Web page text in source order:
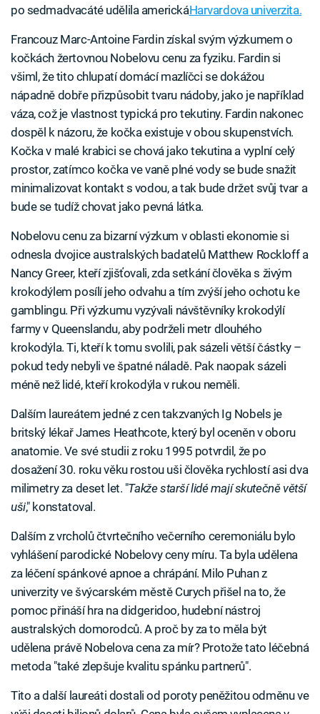
po sedmadvacáté udělila americkáHarvardova univerzita.
Francouz Marc-Antoine Fardin získal svým výzkumem o
kočkách žertovnou Nobelovu cenu za fyziku. Fardin si
všiml, že tito chlupatí domácí mazlíčci se dokážou
nápadně dobře přizpůsobit tvaru nádoby, jako je například
váza, což je vlastnost typická pro tekutiny. Fardin nakonec
dospěl k názoru, že kočka existuje v obou skupenstvích.
Kočka v malé krabici se chová jako tekutina a vyplní celý
prostor, zatímco kočka ve vaně plné vody se bude snažit
minimalizovat kontakt s vodou, a tak bude držet svůj tvar a
bude se tudíž chovat jako pevná látka.
Nobelovu cenu za bizarní výzkum v oblasti ekonomie si
odnesla dvojice australských badatelů Matthew Rockloff a
Nancy Greer, kteří zjišťovali, zda setkání člověka s živým
krokodýlem posílí jeho odvahu a tím zvýší jeho ochotu ke
gamblingu. Při výzkumu vyzývali návštěvníky krokodýlí
farmy v Queenslandu, aby podrželi metr dlouhého
krokodýla. Ti, kteří k tomu svolili, pak sázeli větší částky –
pokud tedy nebyli ve špatné náladě. Pak naopak sázeli
méně než lidé, kteří krokodýla v rukou neměli.
Dalším laureátem jedné z cen takzvaných Ig Nobels je
britský lékař James Heathcote, který byl oceněn v oboru
anatomie. Ve své studii z roku 1995 potvrdil, že po
dosažení 30. roku věku rostou uši člověka rychlostí asi dva
milimetry za deset let. "Takže starší lidé mají skutečně větší
uši," konstatoval.
Dalším z vrcholů čtvrtečního večerního ceremoniálu bylo
vyhlášení parodické Nobelovy ceny míru. Ta byla udělena
za léčení spánkové apnoe a chrápání. Milo Puhan z
univerzity ve švýcarském městě Curych přišel na to, že
pomoc přináší hra na didgeridoo, hudební nástroj
australských domorodců. A proč by za to měla být
udělena právě Nobelova cena za mír? Protože tato léčebná
metoda "také zlepšuje kvalitu spánku partnerů".
Tito a další laureáti dostali od poroty peněžitou odměnu ve